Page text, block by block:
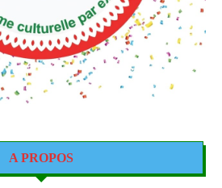
A PROPOS